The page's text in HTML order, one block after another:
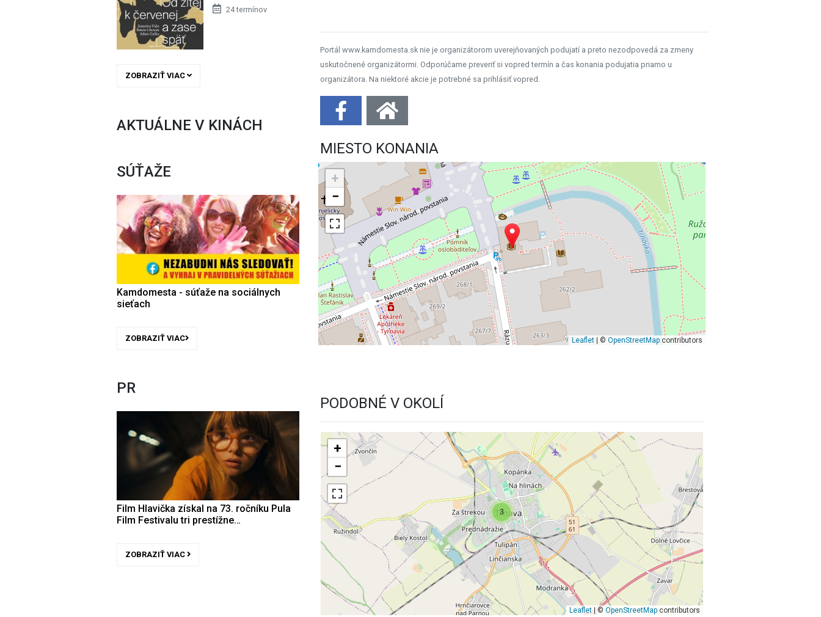
24 termínov
ZOBRAZIŤ VIAC
AKTUÁLNE V KINÁCH
SÚŤAŽE
Kamdomesta - súťaže na sociálnych
sieťach
ZOBRAZIŤ VIAC
PR
Film Hlavička získal na 73. ročníku Pula
Film Festivalu tri prestížne…
ZOBRAZIŤ VIAC
Portál www.kamdomesta.sk nie je organizátorom uverejňovaných podujatí a preto nezodpovedá za zmeny
uskutočnené organizátormi. Odporúčame preveriť si vopred termín a čas konania podujatia priamo u
organizátora. Na niektoré akcie je potrebné sa prihlásiť vopred.
MIESTO KONANIA
+
−
Leaflet| © OpenStreetMapcontributors
PODOBNÉ V OKOLÍ
3
+
−
Leaflet| ©OpenStreetMap contributors